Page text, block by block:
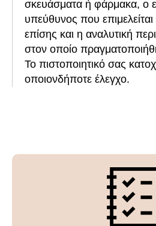
σκευάσματα ή φάρμακα, ο
υπεύθυνος που
επίσης και η αναλυτική
στον οποίο
Το πιστοποιητικό σας
οποιονδήποτε έλεγχο.